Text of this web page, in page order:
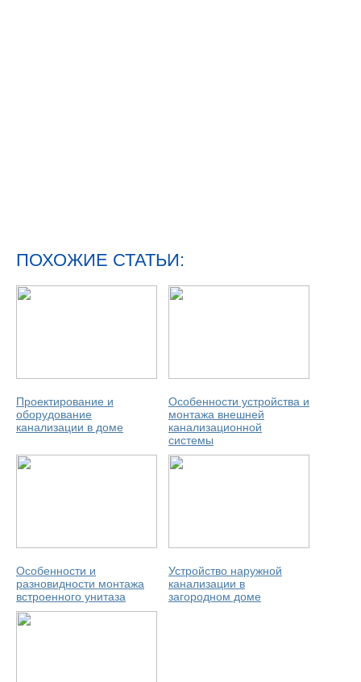
ПОХОЖИЕ СТАТЬИ:
Проектирование и
оборудование
канализации в доме
Особенности устройства и
монтажа внешней
канализационной
системы
Особенности и
разновидности монтажа
встроенного унитаза
Устройство наружной
канализации в
загородном доме